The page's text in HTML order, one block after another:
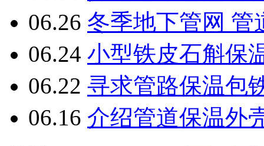
06.26 冬季地下管网 管
06.24 小型铁皮石斛保
06.22 寻求管路保温包
06.16 介绍管道保温外